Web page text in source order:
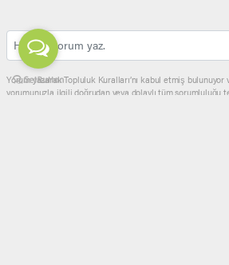
Yorum yazarak Topluluk Kuralları’nı kabul etmiş bulunuyor
yorumunuzla ilgili doğrudan veya dolaylı tüm sorumluluğu